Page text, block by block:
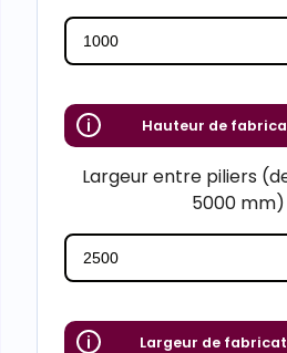
Hauteur de
Largeur entre piliers
5000 mm)
Largeur de